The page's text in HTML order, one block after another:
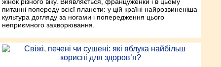
питанні попереду всієї планети: у цій країні найрозвиненіша
культура догляду за ногами і попередження цього
неприємного захворювання.